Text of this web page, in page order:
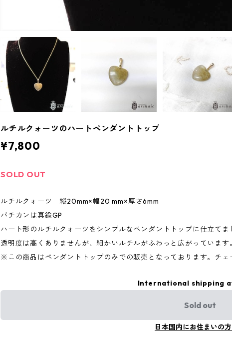
ルチルクォーツのハートペンダントトップ
¥7,800
SOLD OUT
ルチルクォーツ 縦20mm×幅20 mm×厚さ6mm
バチカンは真鍮GP
ハート形のルチルクォーツをシンプルなペンダントトップに仕立てま
透明度は高くありませんが、細かいルチルがふわっと広がっています
※この商品はペンダントトップのみでの販売となっております。チ
International shipping
Sold out
日本国内にお住まいの